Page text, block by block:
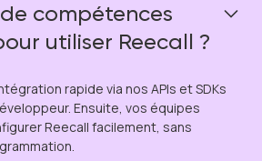
compétences
utiliser Reecall ?
rapide via nos APIs et SDKs
Ensuite, vos équipes
Reecall facilement, sans